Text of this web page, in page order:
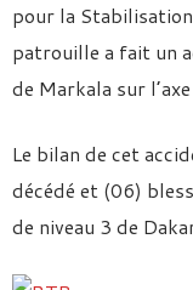
pour la
patrouille a fait un
de Markala sur
Le bilan de cet
décédé et (06)
de niveau 3 de